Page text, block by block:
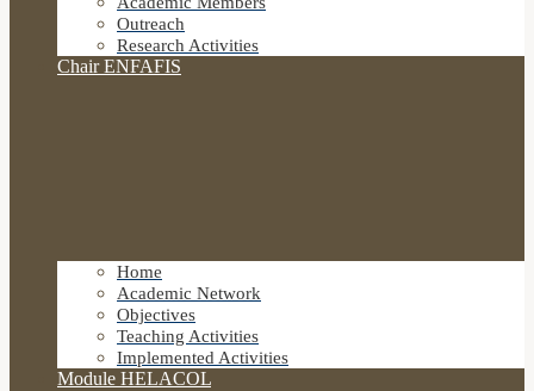
Outreach
Research Activities
Chair ENFAFIS
Home
Academic Network
Objectives
Teaching Activities
Implemented Activities
Module HELACOL